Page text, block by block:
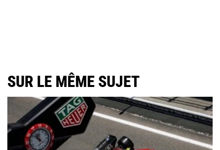
SUR LE MÊME SUJET